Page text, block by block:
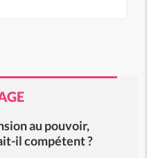
au pouvoir,
il compétent ?